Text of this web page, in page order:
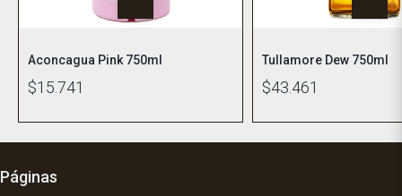
Aconcagua Pink 750ml
$15.741
Tullamore Dew 750ml
$43.461
Páginas